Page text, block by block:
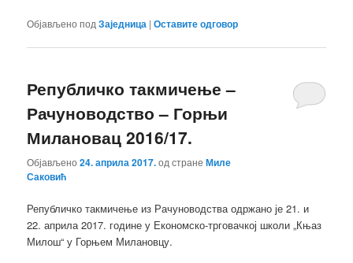
Објављено под Заједница |Оставите одговор
Републичко такмичење –
Рачуноводство – Горњи
Милановац 2016/17.
Објављено24. априла 2017.од странеМиле
Саковић
Републичко такмичење из Рачуноводства одржано је 21. и
22. априла 2017. године у Економско-трговачкој школи „Књаз
Милош“ у Горњем Милановцу.